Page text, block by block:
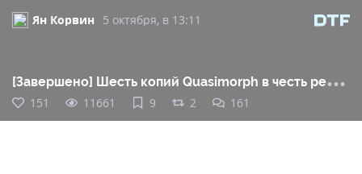
Ян Корвин 5 октября, в 13:11
[За
вершено] Шесть копий Quasimorph в честь релиза (Steam)
151 11661 9 2 161